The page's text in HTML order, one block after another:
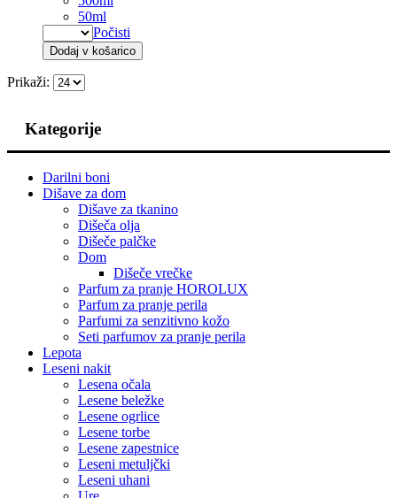
50ml
Počisti
Dodaj v košarico
Prikaži:
Kategorije
Darilni boni
Dišave za dom
Dišave za tkanino
Dišeča olja
Dišeče palčke
Dom
Dišeče vrečke
Parfum za pranje HOROLUX
Parfum za pranje perila
Parfumi za senzitivno kožo
Seti parfumov za pranje perila
Lepota
Leseni nakit
Lesena očala
Lesene beležke
Lesene ogrlice
Lesene torbe
Lesene zapestnice
Leseni metuljčki
Leseni uhani